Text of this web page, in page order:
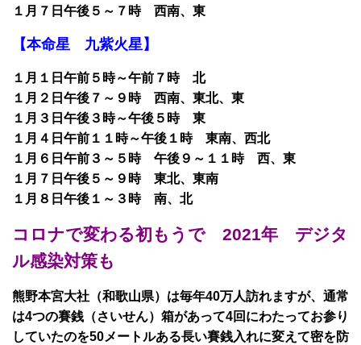
１月７日午後５～７時 西南、東
【本命星 九紫火星】
１月１日午前５時～午前７時 北
１月２日午後７～９時 西南、東北、東
１月３日午後３時～午後５時 東
１月４日午前１１時～午後１時 東南、西北
１月６日午前３～５時 午後９～１１時 西、東
１月７日午後５～９時 東北、東南
１月８日午後１～３時 南、北
コロナで変わる初もうで 2021年 デジタ
ル感染対策も
熊野本宮大社（和歌山県）は毎年40万人訪れますが、通常
は4つの賽銭（さいせん）箱があって4回にわたってお参り
していたのを50メートルある長い賽銭入れに変えて密を防